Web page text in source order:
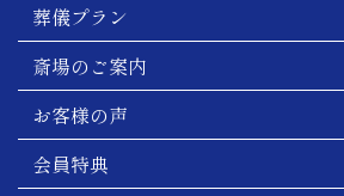
葬儀プラン
斎場のご案内
お客様の声
会員特典